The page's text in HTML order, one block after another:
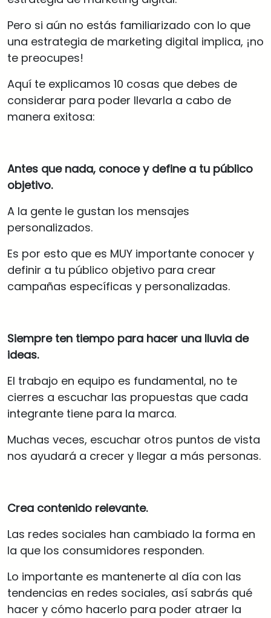
Pero si aún no estás familiarizado con lo que
una estrategia de marketing digital implica, ¡no
te preocupes!
Aquí te explicamos 10 cosas que debes de
considerar para poder llevarla a cabo de
manera exitosa:
Antes que nada, conoce y define a tu público
objetivo.
A la gente le gustan los mensajes
personalizados.
Es por esto que es MUY importante conocer y
definir a tu público objetivo para crear
campañas específicas y personalizadas.
Siempre ten tiempo para hacer una lluvia de
ideas.
El trabajo en equipo es fundamental, no te
cierres a escuchar las propuestas que cada
integrante tiene para la marca.
Muchas veces, escuchar otros puntos de vista
nos ayudará a crecer y llegar a más personas.
Crea contenido relevante.
Las redes sociales han cambiado la forma en
la que los consumidores responden.
Lo importante es mantenerte al día con las
tendencias en redes sociales, así sabrás qué
hacer y cómo hacerlo para poder atraer la